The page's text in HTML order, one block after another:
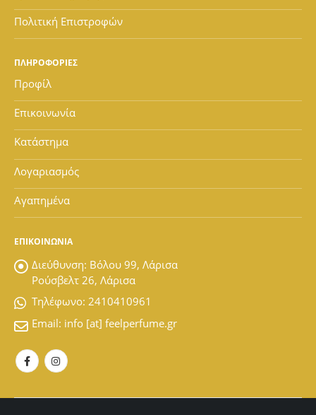
Πολιτική Επιστροφών
ΠΛΗΡΟΦΟΡΙΕΣ
Προφίλ
Επικοινωνία
Κατάστημα
Λογαριασμός
Αγαπημένα
ΕΠΙΚΟΙΝΩΝΙΑ
Διεύθυνση: Βόλου 99, Λάρισα
Ρούσβελτ 26, Λάρισα
Tηλέφωνο: 2410410961
Email: info [at] feelperfume.gr